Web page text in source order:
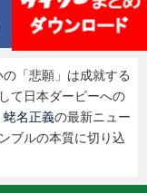
「悲願」は成就する
て日本ダービーへの
蛯名正義の最新ニュー
ブルの本質に切り込